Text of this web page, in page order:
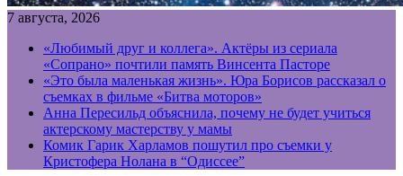
7 августа, 2026
«Любимый друг и коллега». Актёры из сериала
«Сопрано» почтили память Винсента Пасторе
«Это была маленькая жизнь». Юра Борисов рассказал о
съемках в фильме «Битва моторов»
Анна Пересильд объяснила, почему не будет учиться
актерскому мастерству у мамы
Комик Гарик Харламов пошутил про съемки у
Кристофера Нолана в “Одиссее”